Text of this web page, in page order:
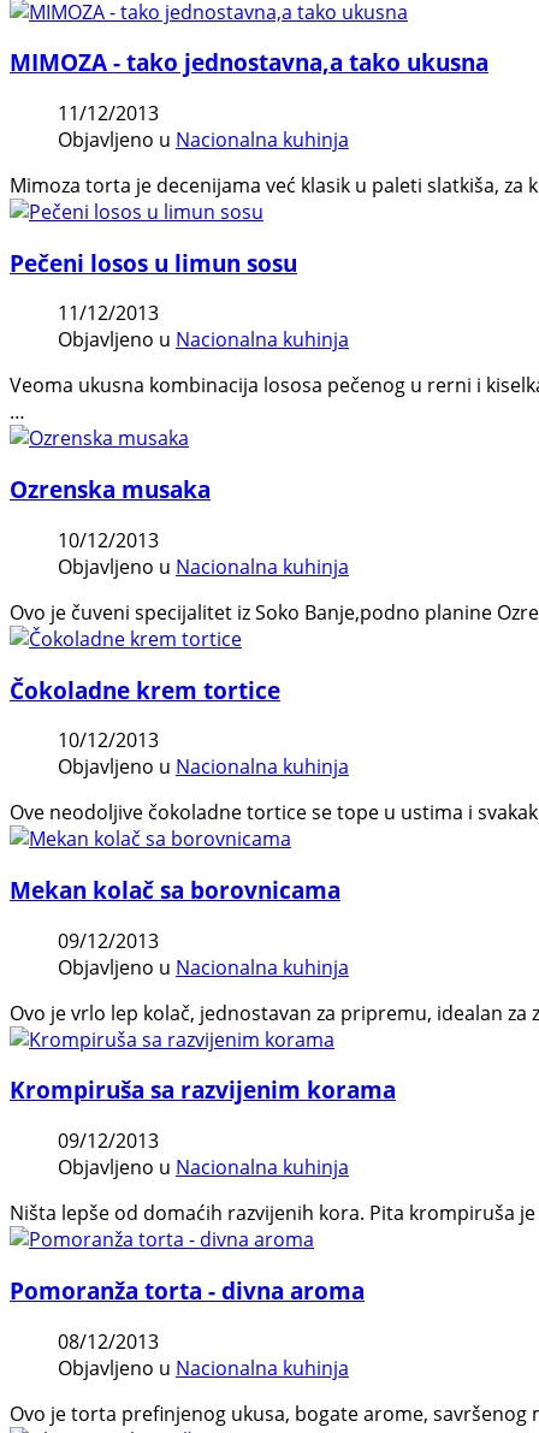
MIMOZA - tako jednostavna,a tako ukusna
11/12/2013
Objavljeno u Nacionalna kuhinja
Mimoza torta je decenijama već klasik u paleti slatkiša,
Pečeni losos u limun sosu
11/12/2013
Objavljeno u Nacionalna kuhinja
Veoma ukusna kombinacija lososa pečenog u rerni i
…
Ozrenska musaka
10/12/2013
Objavljeno u Nacionalna kuhinja
Ovo je čuveni specijalitet iz Soko Banje,podno planine
Čokoladne krem tortice
10/12/2013
Objavljeno u Nacionalna kuhinja
Ove neodoljive čokoladne tortice se tope u ustima i
Mekan kolač sa borovnicama
09/12/2013
Objavljeno u Nacionalna kuhinja
Ovo je vrlo lep kolač, jednostavan za pripremu, idealan
Krompiruša sa razvijenim korama
09/12/2013
Objavljeno u Nacionalna kuhinja
Ništa lepše od domaćih razvijenih kora. Pita krompiruša
Pomoranža torta - divna aroma
08/12/2013
Objavljeno u Nacionalna kuhinja
Ovo je torta prefinjenog ukusa, bogate arome,